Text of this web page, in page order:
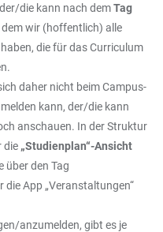
die kann nach demTag
dem wir (hoffentlich) alle
die für das Curriculum
daher nicht beim Campus-
kann, der/die kann
anschauen. In der Struktur
die „Studienplan“-Ansicht
über den Tag
die App „Veranstaltungen“
anzumelden, gibt es je